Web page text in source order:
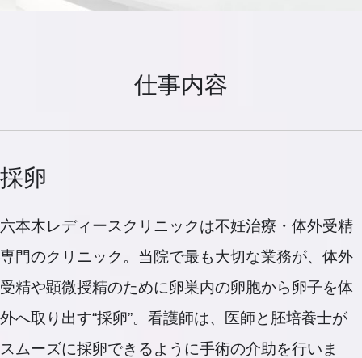
仕事内容
採卵
六本木レディースクリニックは不妊治療・体外受精
専門のクリニック。当院で最も大切な業務が、体外
受精や顕微授精のために卵巣内の卵胞から卵子を体
外へ取り出す“採卵”。看護師は、医師と胚培養士が
スムーズに採卵できるように手術の介助を行いま